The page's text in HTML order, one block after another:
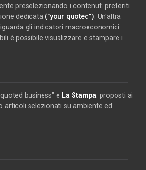
preselezionando i contenuti preferiti
dedicata ("your quoted"). Un'altra
gli indicatori macroeconomici:
è possibile visualizzare e stampare i
business" e La Stampa: proposti ai
articoli selezionati su ambiente ed